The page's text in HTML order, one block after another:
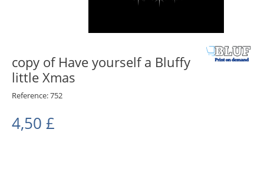
copy of Have yourself a Bluffy
little Xmas
Reference:752
4,50 £